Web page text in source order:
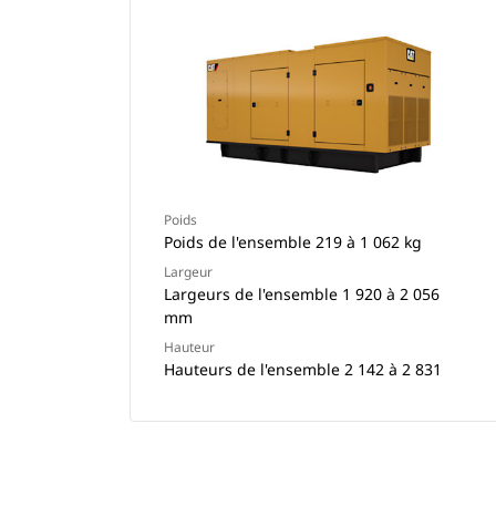
Poids
Poids de l'ensemble 219 à 1 062 kg
Largeur
Largeurs de l'ensemble 1 920 à 2 056
mm
Hauteur
Hauteurs de l'ensemble 2 142 à 2 831